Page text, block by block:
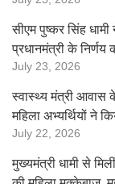
सीएम पुष्कर सिंह
प्रधानमंत्री के निर्णय
July 23, 2026
स्वास्थ्य मंत्री आवास के
महिला अभ्यर्थियों ने
July 22, 2026
मुख्यमंत्री धामी से